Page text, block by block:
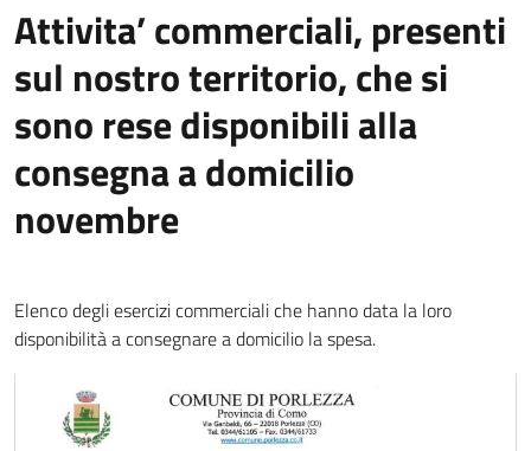
Attivita’ commerciali, presenti
sul nostro territorio, che si
sono rese disponibili alla
consegna a domicilio
novembre
Elenco degli esercizi commerciali che hanno data la loro
disponibilità a consegnare a domicilio la spesa.